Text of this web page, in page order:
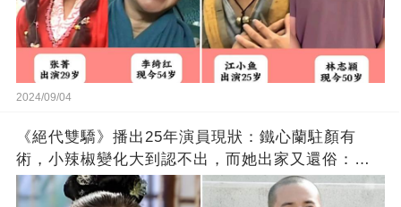
2024/09/04
《絕代雙驕》播出25年演員現狀：鐵心蘭駐顏有
術，小辣椒變化大到認不出，而她出家又還俗：不
忍父母受苦